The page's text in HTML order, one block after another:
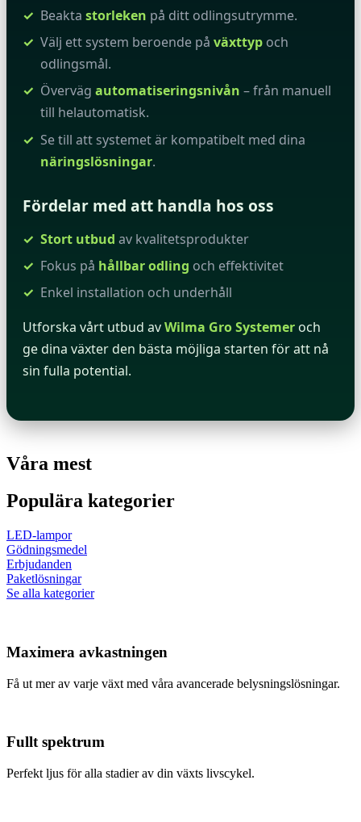
Beaktastorleken på ditt odlingsutrymme.
Välj ett system beroende påväxttyp och
odlingsmål.
Övervägautomatiseringsnivån – från manuell
till helautomatisk.
Se till att systemet är kompatibelt med dina
näringslösningar.
Fördelar med att handla hos oss
Stort utbud av kvalitetsprodukter
Fokus på hållbar odling och effektivitet
Enkel installation och underhåll
Utforska vårt utbud avWilma Gro Systemer och
ge dina växter den bästa möjliga starten för att nå
sin fulla potential.
Våra mest
Populära kategorier
LED-lampor
Gödningsmedel
Erbjudanden
Paketlösningar
Se alla kategorier
Maximera avkastningen
Få ut mer av varje växt med våra avancerade belysningslösningar.
Fullt spektrum
Perfekt ljus för alla stadier av din växts livscykel.